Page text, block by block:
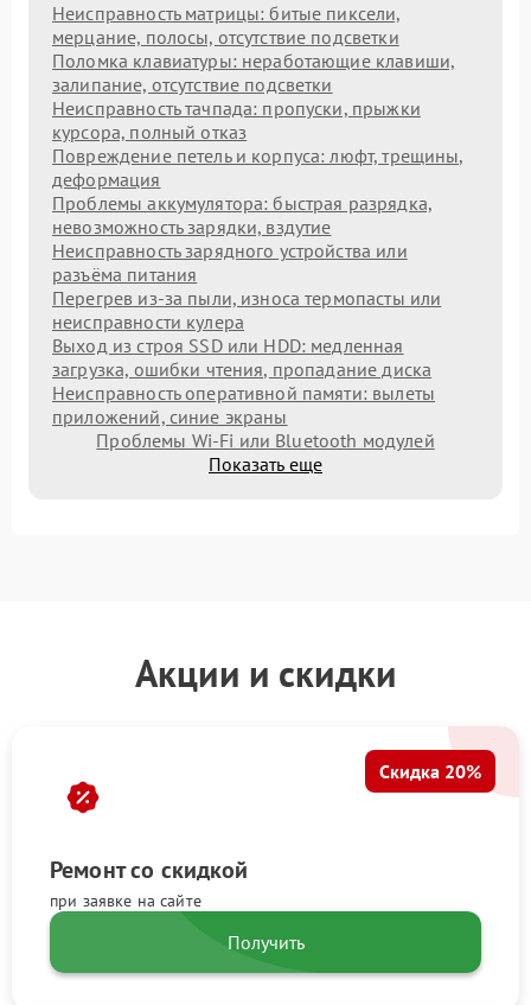
Неисправность матрицы: битые пиксели,
мерцание, полосы, отсутствие подсветки
Поломка клавиатуры: неработающие клавиши,
залипание, отсутствие подсветки
Неисправность тачпада: пропуски, прыжки
курсора, полный отказ
Повреждение петель и корпуса: люфт, трещины,
деформация
Проблемы аккумулятора: быстрая разрядка,
невозможность зарядки, вздутие
Неисправность зарядного устройства или
разъёма питания
Перегрев из‑за пыли, износа термопасты или
неисправности кулера
Выход из строя SSD или HDD: медленная
загрузка, ошибки чтения, пропадание диска
Неисправность оперативной памяти: вылеты
приложений, синие экраны
Проблемы Wi‑Fi или Bluetooth модулей
Показать еще
Акции и скидки
Ремонт со скидкой
при заявке на сайте
Скидка 20%
Получить